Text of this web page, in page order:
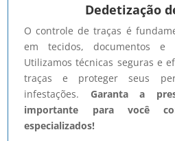
Dedetização
O controle de traças é
em tecidos, documentos e
Utilizamos técnicas seguras e
traças e proteger seus
infestações. Garanta a
importante para você
especializados!